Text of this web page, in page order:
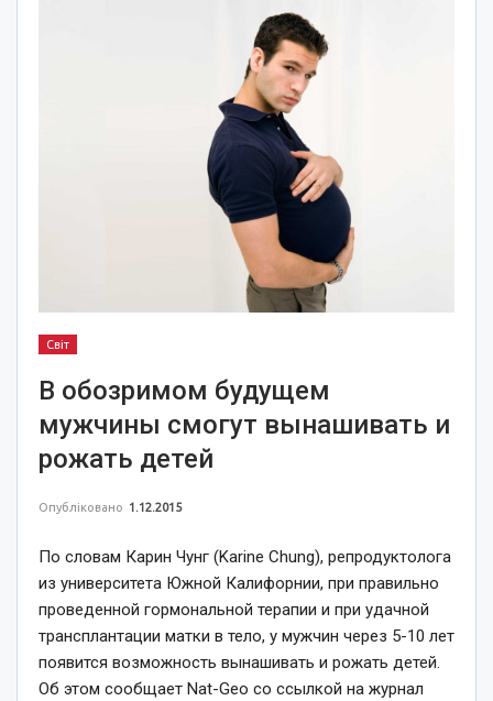
Світ
В обозримом будущем
мужчины смогут вынашивать и
рожать детей
Опубліковано 1.12.2015
По словам Карин Чунг (Karine Chung), репродуктолога
из университета Южной Калифорнии, при правильно
проведенной гормональной терапии и при удачной
трансплантации матки в тело, у мужчин через 5-10 лет
появится возможность вынашивать и рожать детей.
Об этом сообщает Nat-Geo со ссылкой на журнал